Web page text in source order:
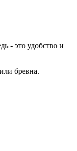
- это удобство и
бревна.